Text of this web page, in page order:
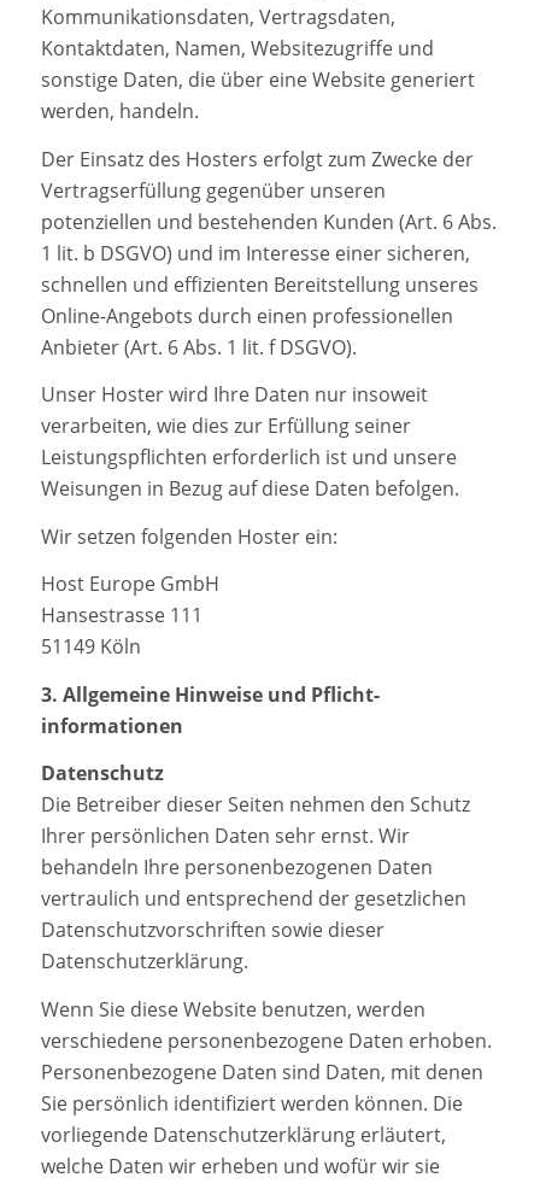
Kommunikationsdaten, Vertragsdaten,
Kontaktdaten, Namen, Websitezugriffe und
sonstige Daten, die über eine Website generiert
werden, handeln.
Der Einsatz des Hosters erfolgt zum Zwecke der
Vertragserfüllung gegenüber unseren
potenziellen und bestehenden Kunden (Art. 6 Abs.
1 lit. b DSGVO) und im Interesse einer sicheren,
schnellen und effizienten Bereitstellung unseres
Online-Angebots durch einen professionellen
Anbieter (Art. 6 Abs. 1 lit. f DSGVO).
Unser Hoster wird Ihre Daten nur insoweit
verarbeiten, wie dies zur Erfüllung seiner
Leistungspflichten erforderlich ist und unsere
Weisungen in Bezug auf diese Daten befolgen.
Wir setzen folgenden Hoster ein:
Host Europe GmbH
Hansestrasse 111
51149 Köln
3. Allgemeine Hinweise und Pflicht­
informationen
Datenschutz
Die Betreiber dieser Seiten nehmen den Schutz
Ihrer persönlichen Daten sehr ernst. Wir
behandeln Ihre personenbezogenen Daten
vertraulich und entsprechend der gesetzlichen
Datenschutzvorschriften sowie dieser
Datenschutzerklärung.
Wenn Sie diese Website benutzen, werden
verschiedene personenbezogene Daten erhoben.
Personenbezogene Daten sind Daten, mit denen
Sie persönlich identifiziert werden können. Die
vorliegende Datenschutzerklärung erläutert,
welche Daten wir erheben und wofür wir sie